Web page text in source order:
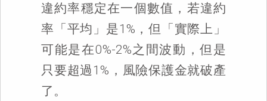
違約率穩定在一個數值，若違約
率「平均」是1%，但「實際上」
可能是在0%-2%之間波動，但是
只要超過1%，風險保護金就破產
了。